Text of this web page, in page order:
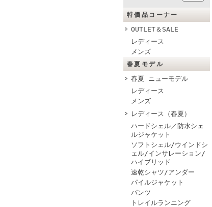
特価品コーナー
OUTLET＆SALE
レディース
メンズ
春夏モデル
春夏 ニューモデル
レディース
メンズ
レディース（春夏）
ハードシェル／防水シェ
ルジャケット
ソフトシェル/ウインドシ
ェル/インサレーション/
ハイブリッド
速乾シャツ/アンダー
パイルジャケット
パンツ
トレイルランニング